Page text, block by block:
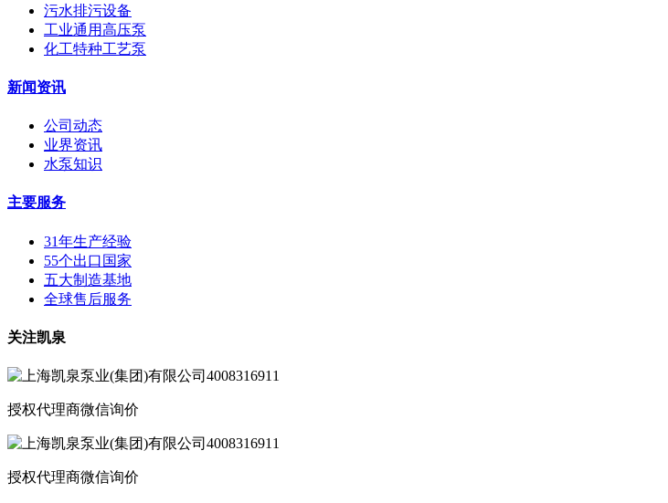
污水排污设备
工业通用高压泵
化工特种工艺泵
新闻资讯
公司动态
业界资讯
水泵知识
主要服务
31年生产经验
55个出口国家
五大制造基地
全球售后服务
关注凯泉
授权代理商微信询价
授权代理商微信询价